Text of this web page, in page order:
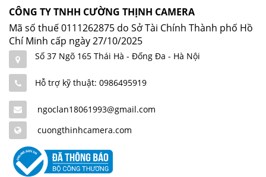
CÔNG TY TNHH CƯỜNG THỊNH CAMERA
Mã số thuế 0111262875 do Sở Tài Chính Thành phố Hồ
Chí Minh cấp ngày 27/10/2025
Số 37 Ngõ 165 Thái Hà - Đống Đa - Hà Nội
Hỗ trợ kỹ thuật: 0986495919
ngoclan18061993@gmail.com
cuongthinhcamera.com